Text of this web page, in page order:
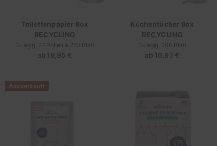
Toilettenpapier Box
RECYCLING
3-lagig, 27 Rollen á 250 Blatt
ab
Regulärer
19,95 €
Küchentücher Box
RECYCLING
3-lagig, 200 Blatt
ab
Regulärer
16,95 €
Ausverkauft